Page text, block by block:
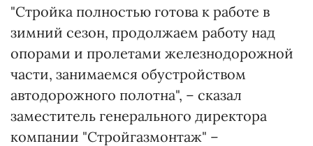
"Стройка полностью готова к работе в
зимний сезон, продолжаем работу над
опорами и пролетами железнодорожной
части, занимаемся обустройством
автодорожного полотна", – сказал
заместитель генерального директора
компании "Стройгазмонтаж" –